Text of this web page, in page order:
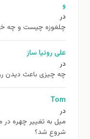
و
در
چلغوزه چیست و چه
علی روئیا ساز
در
چه چیزی باعث دیدن
Tom
در
ميل به تغيير چهره
شروع شد؟